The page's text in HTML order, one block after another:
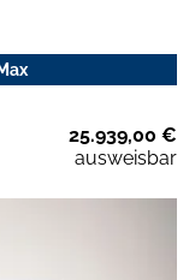
25.939,00 €
ausweisbar